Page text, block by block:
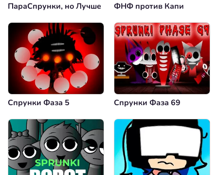
ПараСпрунки, но Лучше ФНФ против Капи
Спрунки Фаза 5 Спрунки Фаза 69